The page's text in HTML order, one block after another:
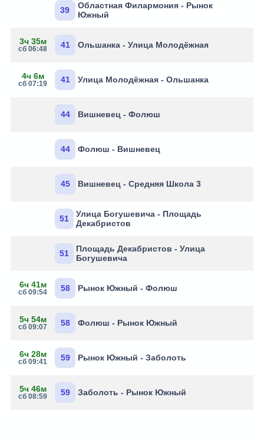
39
Областная Филармония - Рынок
Южный
3ч 35м
сб 06:48 41 Ольшанка - Улица Молодёжная
4ч 6м
сб 07:19 41 Улица Молодёжная - Ольшанка
44 Вишневец - Фолюш
44 Фолюш - Вишневец
45 Вишневец - Средняя Школа 3
51
Улица Богушевича - Площадь
Декабристов
51
Площадь Декабристов - Улица
Богушевича
6ч 41м
сб 09:54 58 Рынок Южный - Фолюш
5ч 54м
сб 09:07 58 Фолюш - Рынок Южный
6ч 28м
сб 09:41 59 Рынок Южный - Заболоть
5ч 46м
сб 08:59 59 Заболоть - Рынок Южный